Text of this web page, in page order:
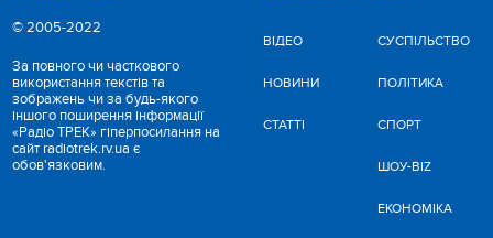
© 2005-2022
За повного чи часткового
використання текстів та
зображень чи за будь-якого
іншого поширення інформації
«Радіо ТРЕК» гіперпосилання на
сайт radiotrek.rv.ua є
обов'язковим.
ВІДЕО
НОВИНИ
СТАТТІ
CУСПІЛЬСТВО
ПОЛІТИКА
СПОРТ
ШОУ-BIZ
ЕКОНОМІКА